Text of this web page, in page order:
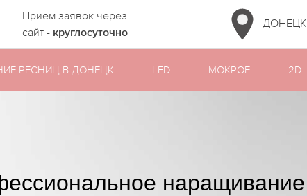
Прием заявок через
сайт - круглосуточно
ДОНЕЦК
РЕСНИЦ В ДОНЕЦК LED МОКРОЕ 2D
наращивание